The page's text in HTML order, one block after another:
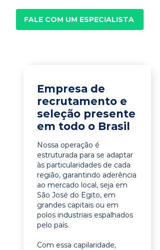
FALE COM UM ESPECIALISTA
Empresa de
recrutamento e
seleção presente
em todo o Brasil
Nossa operação é
estruturada para se adaptar
às particularidades de cada
região, garantindo aderência
ao mercado local, seja em
São José do Egito, em
grandes capitais ou em
polos industriais espalhados
pelo país.
Com essa capilaridade,